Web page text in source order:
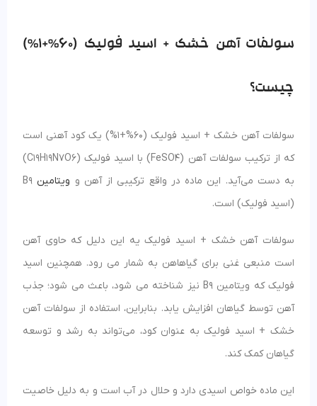
سولفات آهن خشک + اسید فولیک (60%+1%)
چیست؟
سولفات آهن خشک + اسید فولیک (60%+1%) یک کود آهنی است
که از ترکیب سولفات آهن (FeSO4) با اسید فولیک (C19H19N7O6)
به دست می‌آید. این ماده در واقع ترکیبی از آهن و ویتامین B9
(اسید فولیک) است.
سولفات آهن خشک + اسید فولیک یه این دلیل که حاوی آهن
است منبعی غنی برای گیاهاهن به شمار می رود. همچنین اسید
فولیک که ویتامین B9 نیز شناخته می شود، باعث می شود؛ جذب
آهن توسط گیاهان افزایش یابد. بنابراین، استفاده از سولفات آهن
خشک + اسید فولیک به عنوان کود، می‌تواند به رشد و توسعه
گیاهان کمک کند.
این ماده خواص اسیدی دارد و حلال در آب است و به دلیل خاصیت